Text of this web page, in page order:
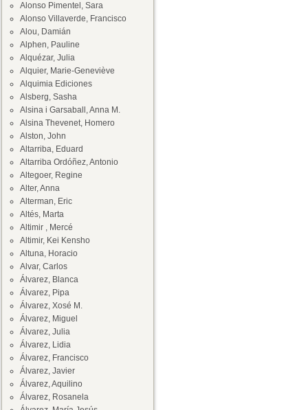
Alonso Pimentel, Sara
Alonso Villaverde, Francisco
Alou, Damián
Alphen, Pauline
Alquézar, Julia
Alquier, Marie-Geneviève
Alquimia Ediciones
Alsberg, Sasha
Alsina i Garsaball, Anna M.
Alsina Thevenet, Homero
Alston, John
Altarriba, Eduard
Altarriba Ordóñez, Antonio
Altegoer, Regine
Alter, Anna
Alterman, Eric
Altés, Marta
Altimir , Mercé
Altimir, Kei Kensho
Altuna, Horacio
Alvar, Carlos
Álvarez, Blanca
Álvarez, Pipa
Álvarez, Xosé M.
Álvarez, Miguel
Álvarez, Julia
Álvarez, Lidia
Álvarez, Francisco
Álvarez, Javier
Álvarez, Aquilino
Álvarez, Rosanela